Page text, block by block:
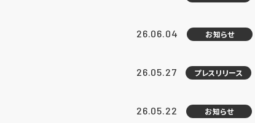
26.06.04 お知らせ
26.05.27 プレスリリース
26.05.22 お知らせ